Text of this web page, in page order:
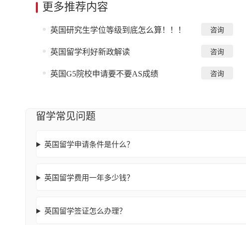
更多推荐内容
英国研究生学位等级到底怎么算！！！ 咨询
英国留学利好新政解读 咨询
英国G5院校申请要不要AS成绩 咨询
留学常见问题
英国留学申请条件是什么？
英国留学费用一年多少钱？
英国留学签证怎么办理？